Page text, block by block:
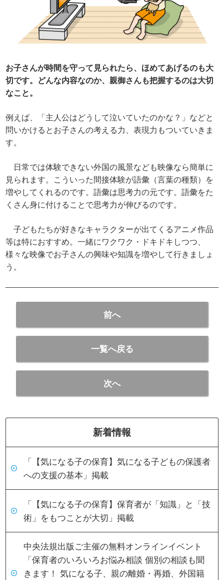
お子さんが時間を守って見られたら、ほめてあげるのも大
切です。どんな内容なのか、親御さんも把握するのは大切
なこと。
例えば、「主人公はどうして泣いていたのかな？」などと
問いかけるとお子さんの考える力、表現力もついていきま
す。
日常では体験できない外国の風景なども映像なら簡単に
見られます。こういった間接体験が語彙（言葉の種類）を
増やしてくれるのです。語彙は思考力の元です。語彙をた
くさん身に付けることで思考力が伸びるのです。
子どもたちが好きなキャラクターが出てくるアニメ作品
等は特におすすめ。一緒にワクワク・ドキドキしつつ、
様々な映像でお子さんの興味や知識を増やして行きましょ
う。
前へ
一覧へ戻る
次へ
新着情報
「【気になる子の保育】気になる子どもの保護者
への支援の基本」掲載
「【気になる子の保育】保育者が「知識」と「技
術」をもつことが大切」掲載
中央法規出版ご主催の無料オンラインイベント
「保育者のいろいろお悩み相談 個別の相談も聞
きます！ 気になる子、親の離婚・再婚、外国籍